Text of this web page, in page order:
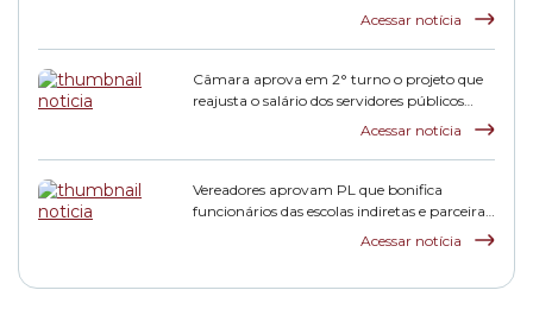
Acessar notícia
Câmara aprova em 2° turno o projeto que
reajusta o salário dos servidores públicos
Acessar notícia
Vereadores aprovam PL que bonifica
funcionários das escolas indiretas e parceiras
Acessar notícia